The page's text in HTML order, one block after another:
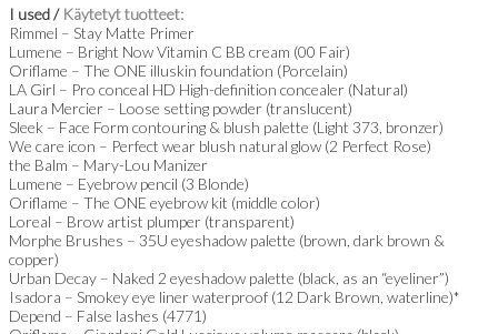
I used / Käytetyt tuotteet:
Rimmel – Stay Matte Primer
Lumene – Bright Now Vitamin C BB cream (00 Fair)
Oriflame – The ONE illuskin foundation (Porcelain)
LA Girl – Pro conceal HD High-definition concealer (Natural)
Laura Mercier – Loose setting powder (translucent)
Sleek – Face Form contouring & blush palette (Light 373, bronzer)
We care icon – Perfect wear blush natural glow (2 Perfect Rose)
the Balm – Mary-Lou Manizer
Lumene – Eyebrow pencil (3 Blonde)
Oriflame – The ONE eyebrow kit (middle color)
Loreal – Brow artist plumper (transparent)
Morphe Brushes – 35U eyeshadow palette (brown, dark brown &
copper)
Urban Decay – Naked 2 eyeshadow palette (black, as an “eyeliner”)
Isadora – Smokey eye liner waterproof (12 Dark Brown, waterline)*
Depend – False lashes (4771)